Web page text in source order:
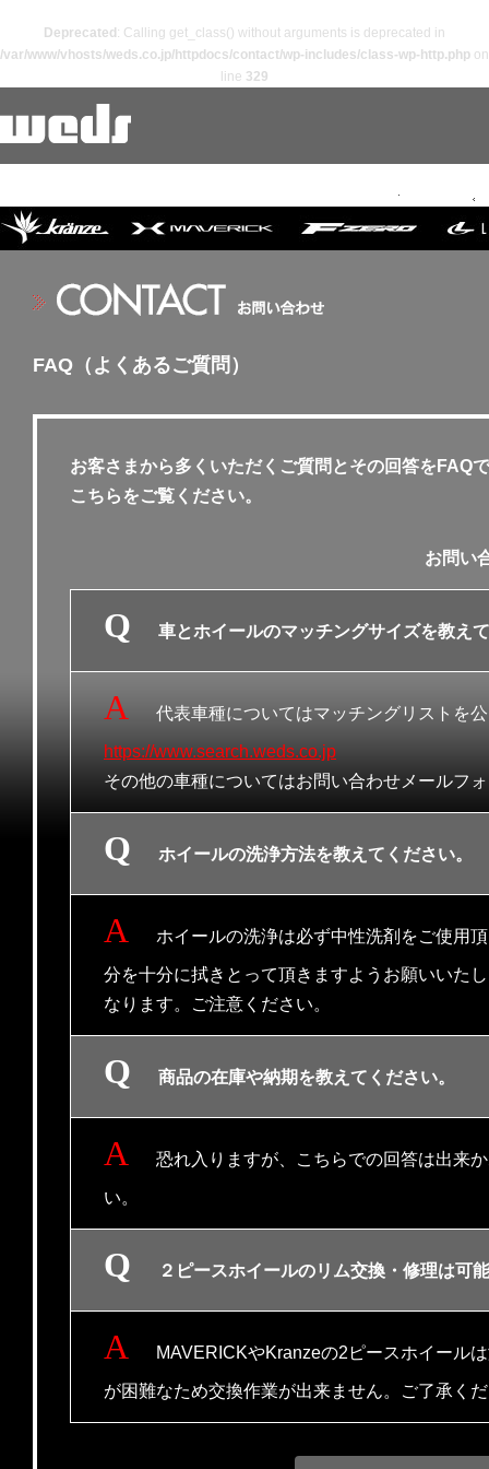
Deprecated : Calling get_class() without arguments is deprecated in
/var/www/vhosts/weds.co.jp/httpdocs/contact/wp-includes/class-wp-http.php on
line 329
FAQ（よくあるご質問）
お客さまから多くいただくご質問とその回答をFAQ
こちらをご覧ください。
お問い
車とホイールのマッチングサイズを教え
代表車種についてはマッチングリストを
https://www.search.weds.co.jp
その他の車種についてはお問い合わせメールフ
ホイールの洗浄方法を教えてください。
ホイールの洗浄は必ず中性洗剤をご使用
分を十分に拭きとって頂きますようお願いいた
なります。ご注意ください。
商品の在庫や納期を教えてください。
恐れ入りますが、こちらでの回答は出来
い。
２ピースホイールのリム交換・修理は可
MAVERICKやKranzeの2ピースホイール
が困難なため交換作業が出来ません。ご了承く